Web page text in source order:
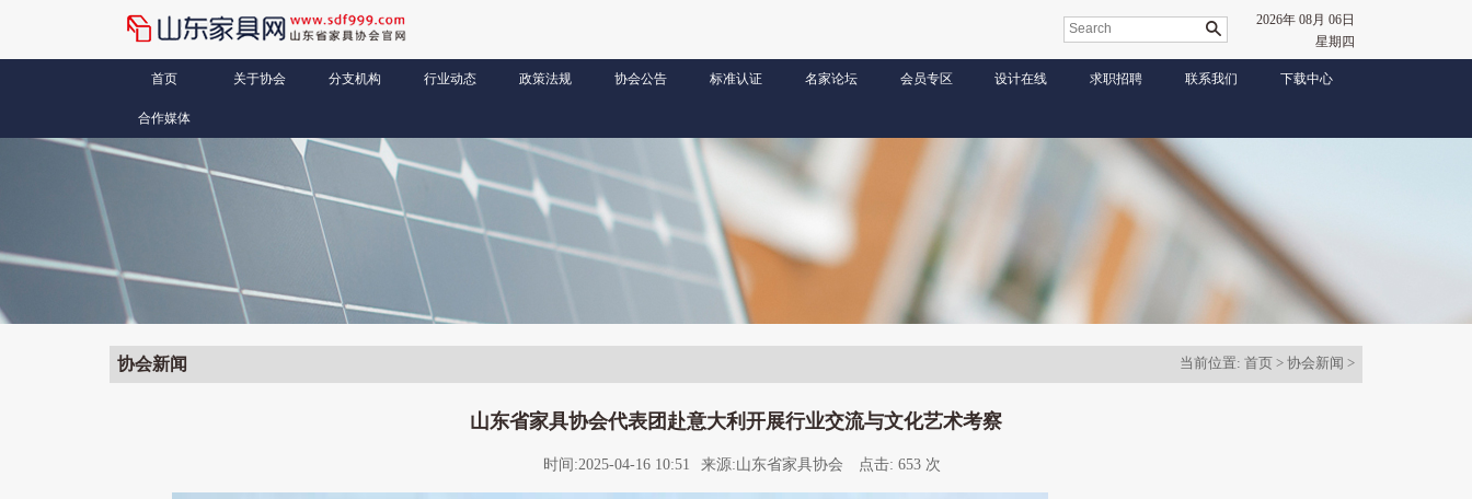
2026年 08月 06日
星期四
首页 关于协会 分支机构 行业动态 政策法规 协会公告 标准认证 名家论坛 会员专区 设计在线 求职招聘 联系我们 下载中心
合作媒体
协会新闻 当前位置: 首页 > 协会新闻 >
山东省家具协会代表团赴意大利开展行业交流与文化艺术考察
时间:2025-04-16 10:51 来源:山东省家具协会 点击: 653 次